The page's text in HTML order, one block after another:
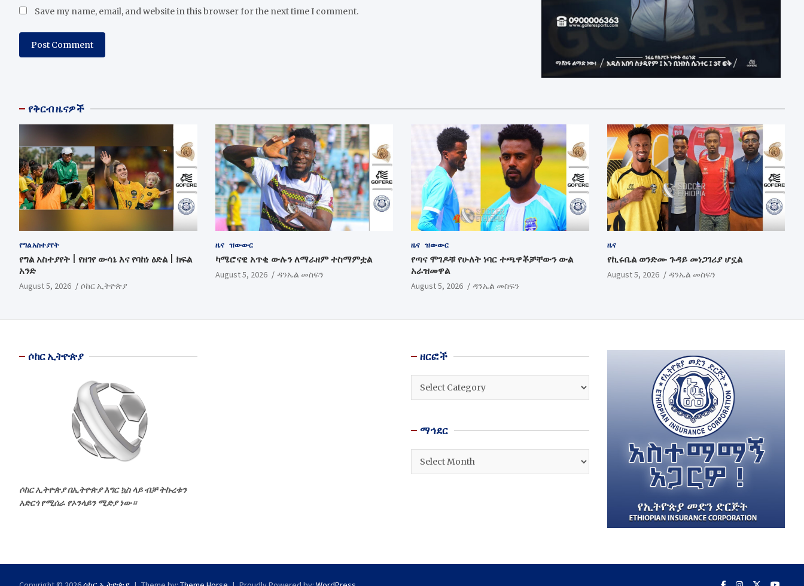
Save my name, email, and website in this browser for the next time I comment.
የቅርብ ዜናዎች
የግል አስተያየት
የግል አስተያየት | የዘገየ ውሳኔ እና የባከነ ዕድል | ክፍል
አንድ
August 5, 2026 ሶከር ኢትዮጵያ
ዜና ዝውውር
ካሜሮናዊ አጥቂ ውሉን ለማራዘም ተስማምቷል
August 5, 2026 ዳንኤል መስፍን
ዜና ዝውውር
የጣና ሞገዶቹ የሁለት ነባር ተጫዋቾቻቸውን ውል
አራዝመዋል
August 5, 2026 ዳንኤል መስፍን
ዜና
የኪሩቤል ወንድሙ ጉዳይ መነጋገሪያ ሆኗል
August 5, 2026 ዳንኤል መስፍን
ሶከር ኢትዮጵያ
ሶከር ኢትዮጵያ በኢትዮጵያ እግር ኳስ ላይ ብቻ ትኩረቱን
አድርጎ የሚሰራ የኦንላይን ሚድያ ነው።
ዘርፎች
ዘርፎች
ማኅደር
ማኅደር